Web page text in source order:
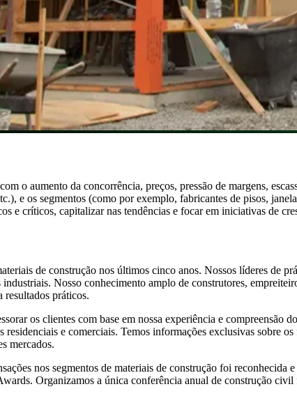
o aumento da concorrência, preços, pressão de margens,
e os segmentos (como por exemplo, fabricantes de pisos,
e críticos, capitalizar nas tendências e focar em iniciativas de
de construção nos últimos cinco anos. Nossos líderes de
Nosso conhecimento amplo de construtores,
resultados práticos.
os clientes com base em nossa experiência e
e comerciais. Temos informações exclusivas sobre
mercados.
nos segmentos de materiais de construção foi
Organizamos a única conferência anual de construção